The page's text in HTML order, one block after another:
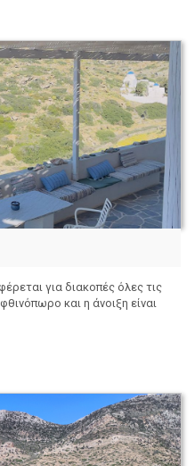
για διακοπές όλες τις
και η άνοιξη είναι